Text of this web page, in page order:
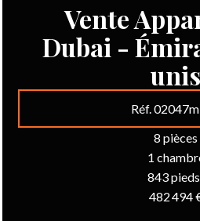
Vente
Dubai -
unis
Réf.
8 pièces
1
843
482 494